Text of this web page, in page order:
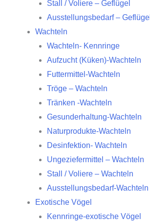
Stall / Voliere – Geflügel
Ausstellungsbedarf – Geflügel
Wachteln
Wachteln- Kennringe
Aufzucht (Küken)-Wachteln
Futtermittel-Wachteln
Tröge – Wachteln
Tränken -Wachteln
Gesunderhaltung-Wachteln
Naturprodukte-Wachteln
Desinfektion- Wachteln
Ungeziefermittel – Wachteln
Stall / Voliere – Wachteln
Ausstellungsbedarf-Wachteln
Exotische Vögel
Kennringe-exotische Vögel